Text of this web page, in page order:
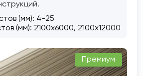
(мм): 4-25
(мм): 2100х6000, 2100х12000
Премиум